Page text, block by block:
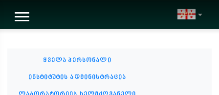
geo
ყველა პერსონალი
ინსტიტუტის ადმინისტრაცია